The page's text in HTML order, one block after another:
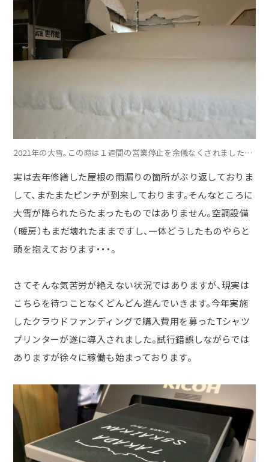
2021年の大雪。この時は１週間の営業停止を余儀なくされました…
実は去年修繕した屋根の雨漏りの箇所がぶり返しておりま
して、またまたピンチが到来しております。そんなところに
大雪が降られたらたまったものではありません。空調設備
（暖房）もまだ壊れたままですし、一体どうしたものやらと
頭を抱えております・・・。
さてそんな気苦労が絶えない状況ではありますが、現実は
こちらを待つことなくどんどん進んでいきます。今年実施
したクラウドファンディングで購入費用を募ったTシャツ
プリンターが遂に導入されました。試行錯誤しながらでは
ありますが徐々に稼働も始まっております。